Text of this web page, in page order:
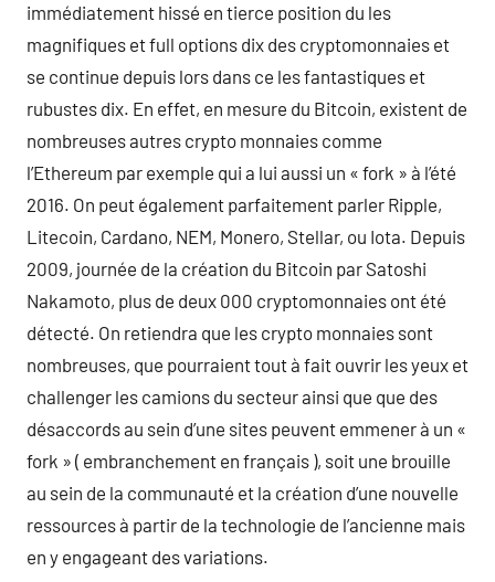
immédiatement hissé en tierce position du les
magnifiques et full options dix des cryptomonnaies et
se continue depuis lors dans ce les fantastiques et
rubustes dix. En effet, en mesure du Bitcoin, existent de
nombreuses autres crypto monnaies comme
l’Ethereum par exemple qui a lui aussi un « fork » à l’été
2016. On peut également parfaitement parler Ripple,
Litecoin, Cardano, NEM, Monero, Stellar, ou Iota. Depuis
2009, journée de la création du Bitcoin par Satoshi
Nakamoto, plus de deux 000 cryptomonnaies ont été
détecté. On retiendra que les crypto monnaies sont
nombreuses, que pourraient tout à fait ouvrir les yeux et
challenger les camions du secteur ainsi que que des
désaccords au sein d’une sites peuvent emmener à un «
fork » ( embranchement en français ), soit une brouille
au sein de la communauté et la création d’une nouvelle
ressources à partir de la technologie de l’ancienne mais
en y engageant des variations.